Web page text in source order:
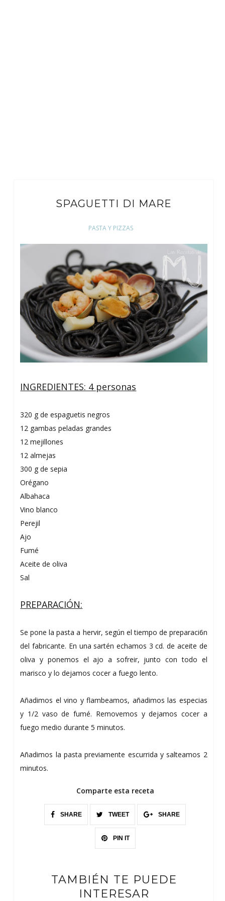
SPAGUETTI DI MARE
PASTA Y PIZZAS
INGREDIENTES: 4 personas
320 g de espaguetis negros
12 gambas peladas grandes
12 mejillones
12 almejas
300 g de sepia
Orégano
Albahaca
Vino blanco
Perejil
Ajo
Fumé
Aceite de oliva
Sal
PREPARACIÓN:
Se pone la pasta a hervir, según el tiempo de preparaci6n
del fabricante. En una sartén echamos 3 cd. de aceite de
oliva y ponemos el ajo a sofreir, junto con todo el
marisco y lo dejamos cocer a fuego lento.
Añadimos el vino y flambeamos, añadimos las especias
y 1/2 vaso de fumé. Removemos y dejamos cocer a
fuego medio durante 5 minutos.
Añadimos la pasta previamente escurrida y salteamos 2
minutos.
Comparte esta receta
SHARE TWEET SHARE
PIN IT
TAMBIÉN TE PUEDE
INTERESAR